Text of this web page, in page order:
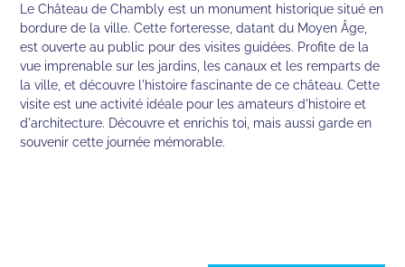
Le Château de Chambly est un monument historique situé en
bordure de la ville. Cette forteresse, datant du Moyen Âge,
est ouverte au public pour des visites guidées. Profite de la
vue imprenable sur les jardins, les canaux et les remparts de
la ville, et découvre l'histoire fascinante de ce château. Cette
visite est une activité idéale pour les amateurs d'histoire et
d'architecture. Découvre et enrichis toi, mais aussi garde en
souvenir cette journée mémorable.